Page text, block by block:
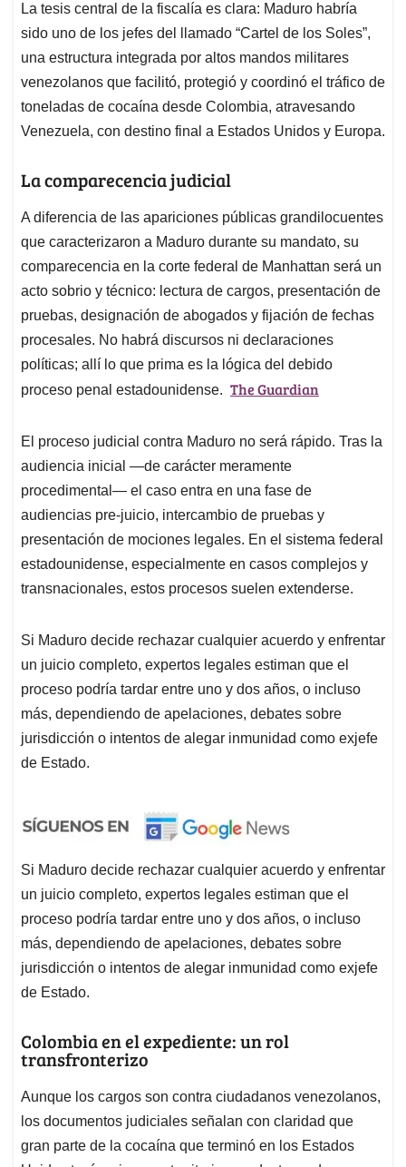
La tesis central de la fiscalía es clara: Maduro habría
sido uno de los jefes del llamado “Cartel de los Soles”,
una estructura integrada por altos mandos militares
venezolanos que facilitó, protegió y coordinó el tráfico de
toneladas de cocaína desde Colombia, atravesando
Venezuela, con destino final a Estados Unidos y Europa.
La comparecencia judicial
A diferencia de las apariciones públicas grandilocuentes
que caracterizaron a Maduro durante su mandato, su
comparecencia en la corte federal de Manhattan será un
acto sobrio y técnico: lectura de cargos, presentación de
pruebas, designación de abogados y fijación de fechas
procesales. No habrá discursos ni declaraciones
políticas; allí lo que prima es la lógica del debido
proceso penal estadounidense. The Guardian
El proceso judicial contra Maduro no será rápido. Tras la
audiencia inicial —de carácter meramente
procedimental— el caso entra en una fase de
audiencias pre-juicio, intercambio de pruebas y
presentación de mociones legales. En el sistema federal
estadounidense, especialmente en casos complejos y
transnacionales, estos procesos suelen extenderse.
Si Maduro decide rechazar cualquier acuerdo y enfrentar
un juicio completo, expertos legales estiman que el
proceso podría tardar entre uno y dos años, o incluso
más, dependiendo de apelaciones, debates sobre
jurisdicción o intentos de alegar inmunidad como exjefe
de Estado.
Si Maduro decide rechazar cualquier acuerdo y enfrentar
un juicio completo, expertos legales estiman que el
proceso podría tardar entre uno y dos años, o incluso
más, dependiendo de apelaciones, debates sobre
jurisdicción o intentos de alegar inmunidad como exjefe
de Estado.
Colombia en el expediente: un rol
transfronterizo
Aunque los cargos son contra ciudadanos venezolanos,
los documentos judiciales señalan con claridad que
gran parte de la cocaína que terminó en los Estados